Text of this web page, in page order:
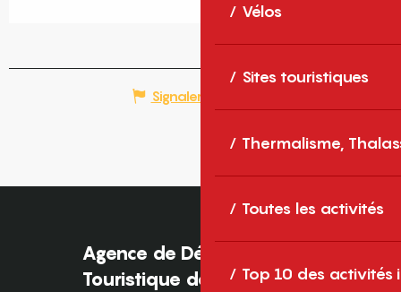
Vélos
Sites touristiques
Thermalisme,
Toutes les activités
Top 10 des activités
Signaler une erreur
Agence de Développement
Touristique des Pyrénées-